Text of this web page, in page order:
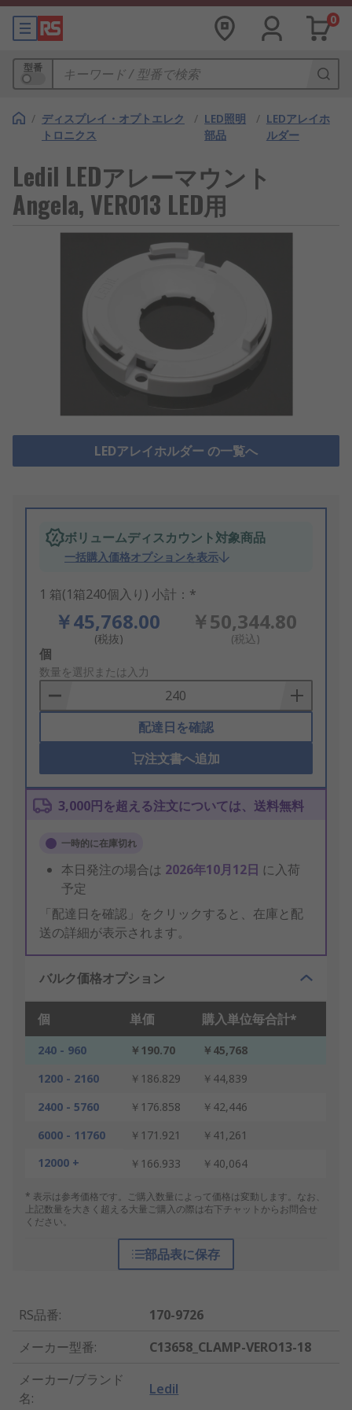
0
型番
/ ディスプレイ・オプトエレク
トロニクス
/ LED照明
部品
/ LEDアレイホ
ルダー
Ledil LEDアレーマウント
Angela, VERO13 LED用
LEDアレイホルダー の一覧へ
ボリュームディスカウント対象商品
一括購入価格オプションを表示
1 箱(1箱240個入り) 小計：*
￥45,768.00
(税抜)
￥50,344.80
(税込)
Add
to
Basket
個
数量を選択または入力
配達日を確認
注文書へ追加
3,000円を超える注文については、送料無料
一時的に在庫切れ
本日発注の場合は 2026年10月12日 に入荷
予定
「配達日を確認」をクリックすると、在庫と配
送の詳細が表示されます。
バルク価格オプション
個 単価 購入単位毎合計*
240 - 960 ￥190.70
￥45,768
1200 - 2160
￥186.829
￥44,839
2400 - 5760
￥176.858
￥42,446
6000 - 11760
￥171.921
￥41,261
12000 +
￥166.933 ￥40,064
* 表示は参考価格です。ご購入数量によって価格は変動します。なお、
上記数量を大きく超える大量ご購入の際は右下チャットからお問合せ
ください。
部品表に保存
RS品番:
170-9726
メーカー型番:
C13658_CLAMP-VERO13-18
メーカー/ブランド
名:
Ledil